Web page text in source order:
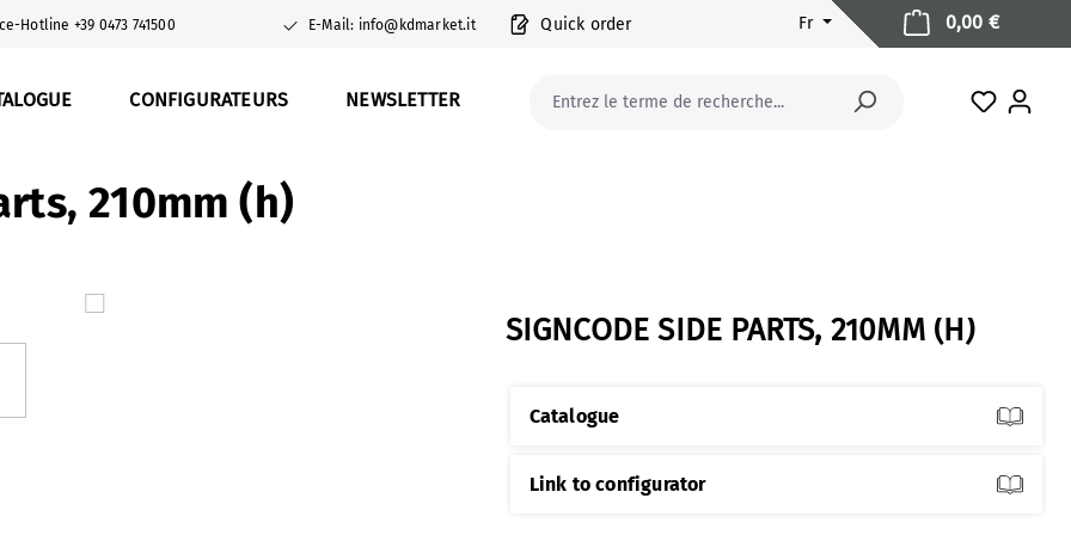
Hotline +39 0473 741500 E-Mail: info@kdmarket.it Quick order Fr
CONFIGURATEURS NEWSLETTER Vous
0,00 €Le
210mm (h)
SIGNCODE SIDE PARTS, 210MM (H)
Catalogue
Link to configurator